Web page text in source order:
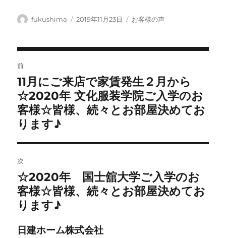
投
fukushima
投
2019年11月23日
カ
リ
お客様の声
稿
ナ
ビ
ゲ
ー
シ
ン
前
前
投
稿:
11月にご来店で家賃発生２月から
☆2020年 文化服装学院ご入学のお
客様☆皆様、続々とお部屋決めてお
ります♪
次
次
の
投
稿:
☆2020年 国士舘大学ご入学のお
客様☆皆様、続々とお部屋決めてお
ります♪
日建ホーム株式会社